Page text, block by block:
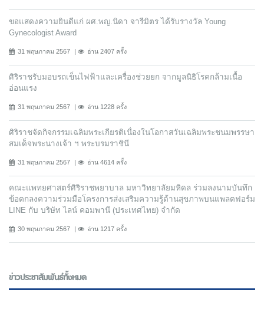
ขอแสดงความยินดีแก่ ผศ.พญ.นิดา จารีมิตร ได้รับรางวัล Young
Gynecologist Award
31 พฤษภาคม 2567 อ่าน 2407 ครั้ง
ศิริราชรับมอบรถเข็นไฟฟ้าและเครื่องช่วยยก จากมูลนิธิโรคกล้ามเนื้อ
อ่อนแรง
31 พฤษภาคม 2567 อ่าน 1228 ครั้ง
ศิริราชจัดกิจกรรมเฉลิมพระเกียรติเนื่องในโอกาสวันเฉลิมพระชนมพรรษา
สมเด็จพระนางเจ้า ฯ พระบรมราชินี
31 พฤษภาคม 2567 อ่าน 4614 ครั้ง
คณะแพทยศาสตร์ศิริราชพยาบาล มหาวิทยาลัยมหิดล ร่วมลงนามบันทึก
ข้อตกลงความร่วมมือโครงการส่งเสริมความรู้ด้านสุขภาพบนแพลตฟอร์ม
LINE กับ บริษัท ไลน์ คอมพานี (ประเทศไทย) จํากัด
30 พฤษภาคม 2567 อ่าน 1217 ครั้ง
ข่าวประชาสัมพันธ์ทั้งหมด